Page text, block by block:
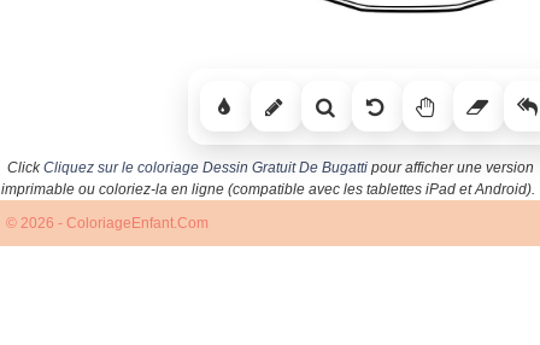
ClickCliquez sur le coloriage Dessin Gratuit De Bugattipour afficher une version
imprimable ou coloriez-la en ligne (compatible avec les tablettes iPad et Android).
© 2026 - ColoriageEnfant.Com